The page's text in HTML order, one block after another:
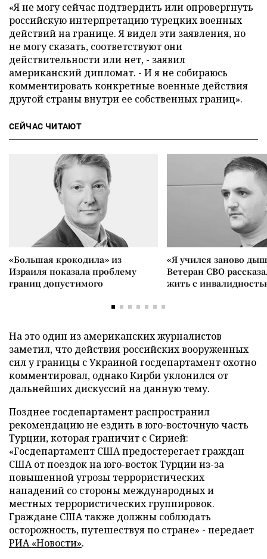
«Я не могу сейчас подтвердить или опровергнуть
российскую интерпретацию турецких военных
действий на границе. Я видел эти заявления, но
не могу сказать, соответствуют они
действительности или нет, - заявил
американский дипломат. - И я не собираюсь
комментировать конкретные военные действия
другой страны внутри ее собственных границ».
СЕЙЧАС ЧИТАЮТ
«Большая крокодила» из
Израиля показала проблему
границ допустимого
«Я учился заново
Ветеран СВО
жить с
На это один из американских журналистов
заметил, что действия российских вооруженных
сил у границы с Украиной госдепартамент охотно
комментировал, однако Кирби уклонился от
дальнейших дискуссий на данную тему.
Позднее госдепартамент распространил
рекомендацию не ездить в юго-восточную часть
Турции, которая граничит с Сирией:
«Госдепартамент США предостерегает граждан
США от поездок на юго-восток Турции из-за
повышенной угрозы террористических
нападений со стороны международных и
местных террористических группировок.
Граждане США также должны соблюдать
осторожность, путешествуя по стране» - передает
РИА «Новости».